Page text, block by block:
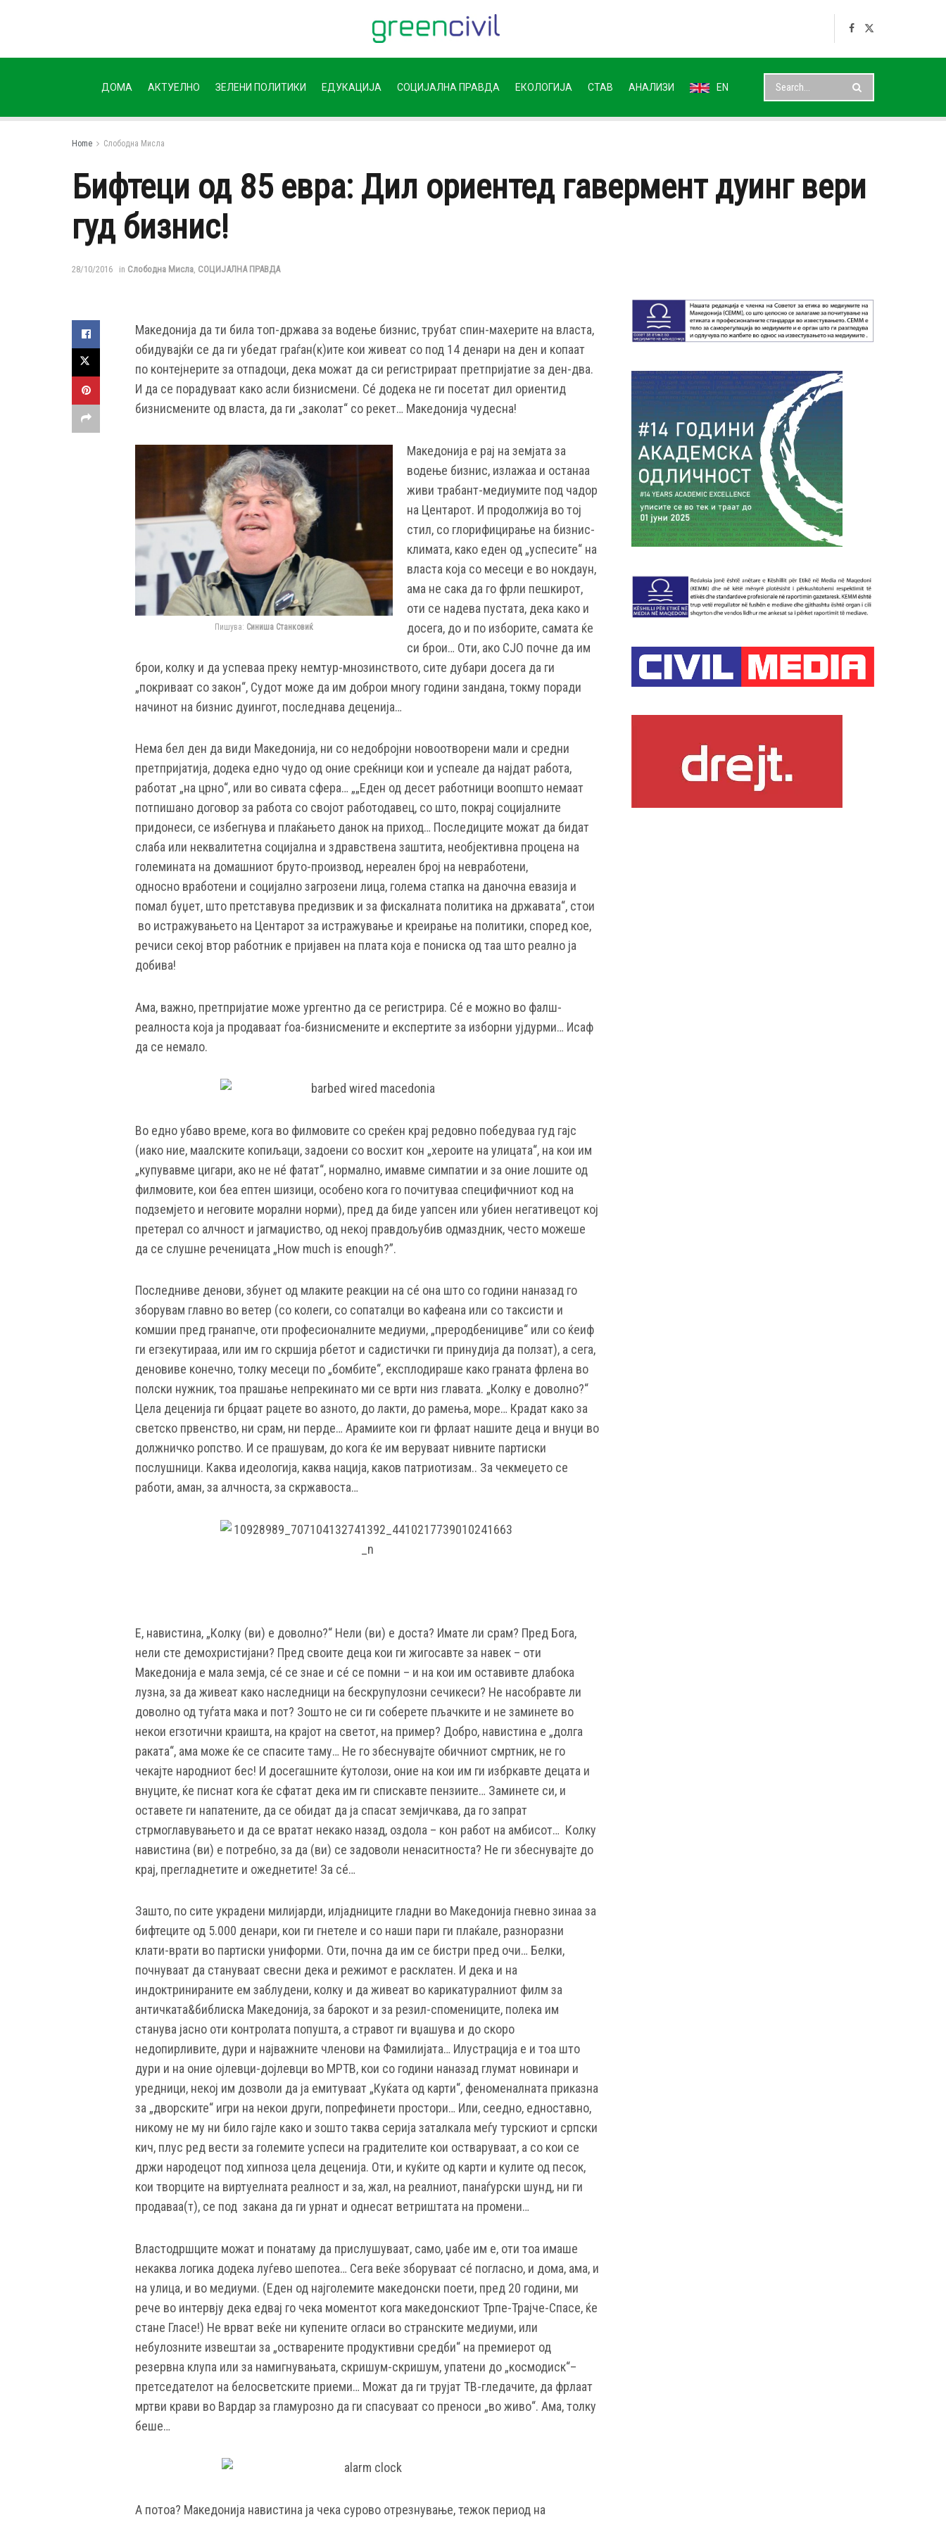
ДОМА АКТУЕЛНО ЗЕЛЕНИ ПОЛИТИКИ ЕДУКАЦИЈА СОЦИЈАЛНА ПРАВДА ЕКОЛОГИЈА СТАВ АНАЛИЗИ EN
Home Слободна Мисла
Бифтеци од 85 евра: Дил ориентед гавермент дуинг вери
гуд бизнис!
28/10/2016 in Слободна Мисла, СОЦИЈАЛНА ПРАВДА
Македонија да ти била топ-држава за водење бизнис, трубат спин-махерите на власта,
обидувајќи се да ги убедат граѓан(к)ите кои живеат со под 14 денари на ден и копаат
по контејнерите за отпадоци, дека можат да си регистрираат претпријатие за ден-два.
И да се порадуваат како асли бизнисмени. Сé додека не ги посетат дил ориентид
бизнисмените од власта, да ги „заколат“ со рекет… Македонија чудесна!
Пишува: Синиша Станковиќ
Македонија е рај на земјата за
водење бизнис, излажаа и останаа
живи трабант-медиумите под чадор
на Центарот. И продолжија во тој
стил, со глорифицирање на бизнис-
климата, како еден од „успесите“ на
власта која со месеци е во нокдаун,
ама не сака да го фрли пешкирот,
оти се надева пустата, дека како и
досега, до и по изборите, самата ќе
си брои… Оти, ако СЈО почне да им
брои, колку и да успеваа преку немтур-мнозинството, сите дубари досега да ги
„покриваат со закон“, Судот може да им доброи многу години зандана, токму поради
начинот на бизнис дуингот, последнава деценија…
Нема бел ден да види Македонија, ни со недобројни новоотворени мали и средни
претпријатија, додека едно чудо од оние среќници кои и успеале да најдат работа,
работат „на црно“, или во сивата сфера… „„Еден од десет работници воопшто немаат
потпишано договор за работа со својот работодавец, со што, покрај социјалните
придонеси, се избегнува и плаќањето данок на приход… Последиците можат да бидат
слаба или неквалитетна социјална и здравствена заштита, необјективна процена на
големината на домашниот бруто-производ, нереален број на невработени,
односно вработени и социјално загрозени лица, голема стапка на даночна евазија и
помал буџет, што претставува предизвик и за фискалната политика на државата“, стои
во истражувањето на Центарот за истражување и креирање на политики, според кое,
речиси секој втор работник е пријавен на плата која е пониска од таа што реално ја
добива!
Ама, важно, претпријатие може ургентно да се регистрира. Сé е можно во фалш-
реалноста која ја продаваат ѓоа-бизнисмените и експертите за изборни ујдурми… Исаф
да се немало.
Во едно убаво време, кога во филмовите со среќен крај редовно победуваа гуд гајс
(иако ние, маалските копиљаци, задоени со восхит кон „хероите на улицата“, на кои им
„купувавме цигари, ако не нé фатат“, нормално, имавме симпатии и за оние лошите од
филмовите, кои беа ептен шизици, особено кога го почитуваа специфичниот код на
подземјето и неговите морални норми), пред да биде уапсен или убиен негативецот кој
претерал со алчност и јагмаџиство, од некој правдољубив одмаздник, често можеше
да се слушне реченицата „How much is enough?”.
Последниве денови, збунет од млаките реакции на сé она што со години наназад го
зборувам главно во ветер (со колеги, со сопаталци во кафеана или со таксисти и
комшии пред гранапче, оти професионалните медиуми, „преродбенициве“ или со ќеиф
ги егзекутирааа, или им го скршија рбетот и садистички ги принудија да ползат), а сега,
деновиве конечно, толку месеци по „бомбите“, експлодираше како граната фрлена во
полски нужник, тоа прашање непрекинато ми се врти низ главата. „Колку е доволно?“
Цела деценија ги брцаат рацете во азното, до лакти, до рамења, море… Крадат како за
светско првенство, ни срам, ни перде… Арамиите кои ги фрлаат нашите деца и внуци во
должничко ропство. И се прашувам, до кога ќе им веруваат нивните партиски
послушници. Каква идеологија, каква нација, каков патриотизам.. За чекмеџето се
работи, аман, за алчноста, за скржавоста…
Е, навистина, „Колку (ви) е доволно?“ Нели (ви) е доста? Имате ли срам? Пред Бога,
нели сте демохристијани? Пред своите деца кои ги жигосавте за навек – оти
Македонија е мала земја, сé се знае и сé се помни – и на кои им оставивте длабока
лузна, за да живеат како наследници на бескрупулозни сечикеси? Не насобравте ли
доволно од туѓата мака и пот? Зошто не си ги соберете пљачките и не заминете во
некои егзотични краишта, на крајот на светот, на пример? Добро, навистина е „долга
раката“, ама може ќе се спасите таму… Не го збеснувајте обичниот смртник, не го
чекајте народниот бес! И досегашните ќутолози, оние на кои им ги избркавте децата и
внуците, ќе писнат кога ќе сфатат дека им ги спискавте пензиите… Заминете си, и
оставете ги напатените, да се обидат да ја спасат земјичкава, да го запрат
стрмоглавувањето и да се вратат некако назад, оздола – кон работ на амбисот… Колку
навистина (ви) е потребно, за да (ви) се задоволи ненаситноста? Не ги збеснувајте до
крај, прегладнетите и ожеднетите! За сé…
Зашто, по сите украдени милијарди, илјадниците гладни во Македонија гневно зинаа за
бифтеците од 5.000 денари, кои ги гнетеле и со наши пари ги плаќале, разноразни
клати-врати во партиски униформи. Оти, почна да им се бистри пред очи… Белки,
почнуваат да стануваат свесни дека и режимот е расклатен. И дека и на
индоктринираните ем заблудени, колку и да живеат во карикатуралниот филм за
античката&библиска Македонија, за барокот и за резил-спомениците, полека им
станува јасно оти контролата попушта, а стравот ги вџашува и до скоро
недопирливите, дури и најважните членови на Фамилијата… Илустрација е и тоа што
дури и на оние ојлевци-дојлевци во МРТВ, кои со години наназад глумат новинари и
уредници, некој им дозволи да ја емитуваат „Куќата од карти“, феноменалната приказна
за „дворските“ игри на некои други, попрефинети простори… Или, сеедно, едноставно,
никому не му ни било гајле како и зошто таква серија заталкала меѓу турскиот и српски
кич, плус ред вести за големите успеси на градителите кои остваруваат, а со кои се
држи народецот под хипноза цела деценија. Оти, и куќите од карти и кулите од песок,
кои творците на виртуелната реалност и за, жал, на реалниот, панаѓурски шунд, ни ги
продаваа(т), се под закана да ги урнат и однесат ветриштата на промени…
Властодршците можат и понатаму да прислушуваат, само, џабе им е, оти тоа имаше
некаква логика додека луѓево шепотеа… Сега веќе зборуваат сé погласно, и дома, ама, и
на улица, и во медиуми. (Еден од најголемите македонски поети, пред 20 години, ми
рече во интервју дека едвај го чека моментот кога македонскиот Трпе-Трајче-Спасе, ќе
стане Гласе!) Не врват веќе ни купените огласи во странските медиуми, или
небулозните извештаи за „остварените продуктивни средби“ на премиерот од
резервна клупа или за намигнувањата, скришум-скришум, упатени до „космодиск“–
претседателот на белосветските приеми… Можат да ги трујат ТВ-гледачите, да фрлаат
мртви крави во Вардар за гламурозно да ги спасуваат со преноси „во живо“. Ама, толку
беше…
А потоа? Македонија навистина ја чека сурово отрезнување, тежок период на